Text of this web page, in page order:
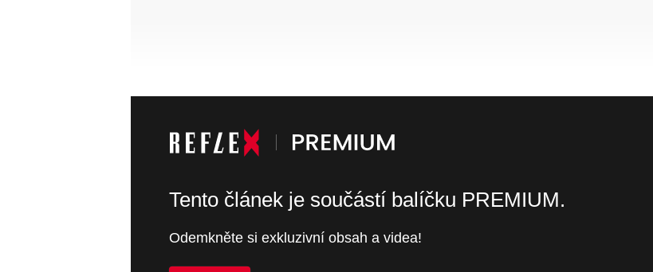
Tento článek je součástí balíčku PREMIUM.
Odemkněte si exkluzivní obsah a videa!